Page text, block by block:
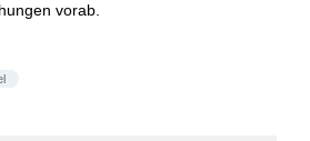
vorab.